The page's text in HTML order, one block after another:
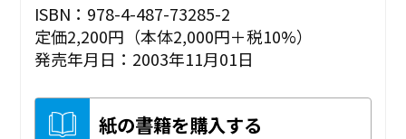
ISBN：978-4-487-73285-2
定価2,200円（本体2,000円＋税10%）
発売年月日：2003年11月01日
紙の書籍を購入する